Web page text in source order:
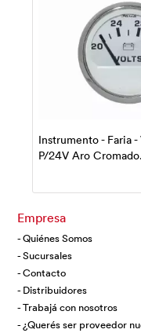
Instrumento - Faria
P/24V Aro
Empresa
- Quiénes Somos
- Sucursales
- Contacto
- Distribuidores
- Trabajá con nosotros
- ¿Querés ser proveedor